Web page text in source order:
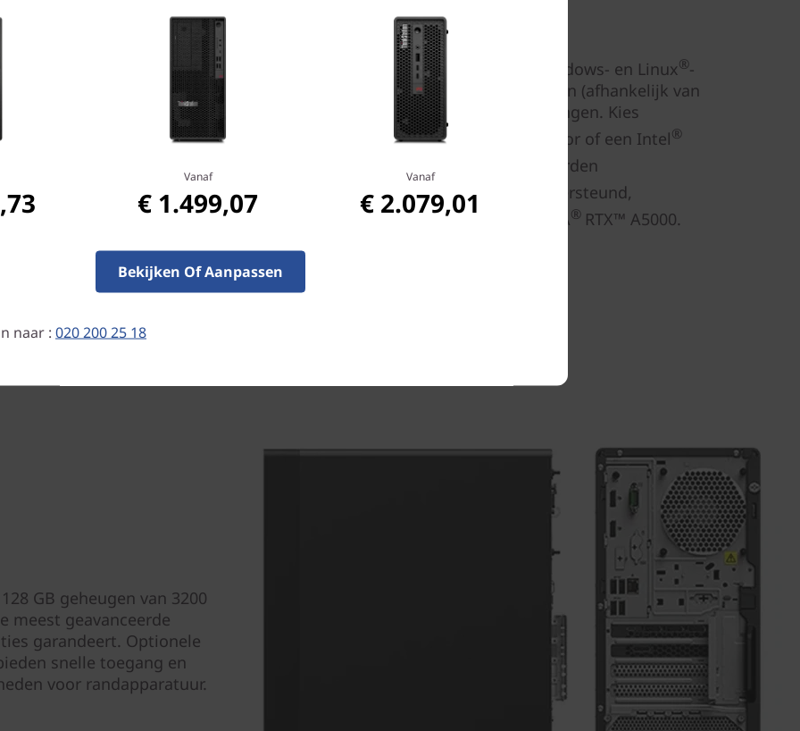
Aanpasbaar aan jouw workflow
De ThinkStation P350 Tower biedt de keus uit Windows- en Linux®-
besturingssystemen, uit ECC- of niet-ECC-geheugen (afhankelijk van
de gekozen processor) en uit zeer efficiënte voedingen. Kies
daarnaast voor een Intel
Core™ i9 vPro -processor of een Intel®
generatie. Tevens worden
professionele grafische kaarten van NVIDIA
ondersteund,
waaronder de krachtige, voor VR geschikte NVIDIA® RTX™ A5000.
GB geheugen van 3200
meest geavanceerde
garandeert. Optionele
snelle toegang en
voor randapparatuur.
Vanaf
€ 1.499,07
Vanaf
€ 2.079,01
Bekijken Of Aanpassen
naar : 020 200 25 18